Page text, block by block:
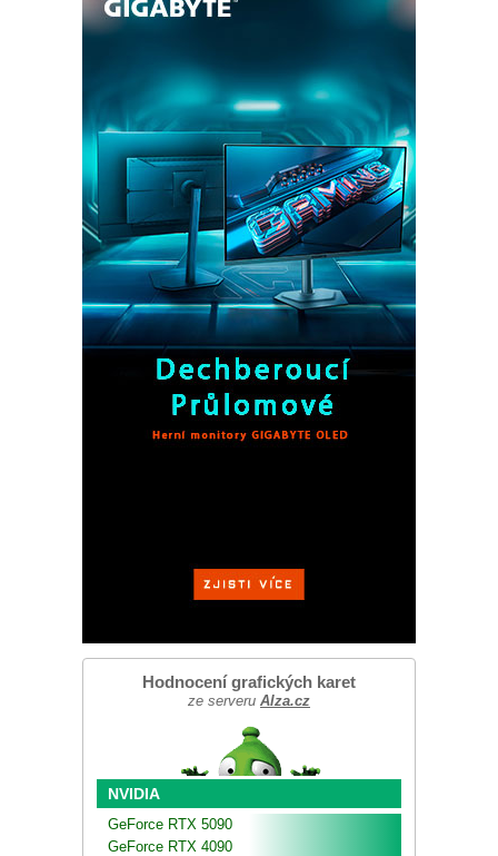
Hodnocení grafických karet
ze serveru Alza.cz
NVIDIA
GeForce RTX 5090
GeForce RTX 4090